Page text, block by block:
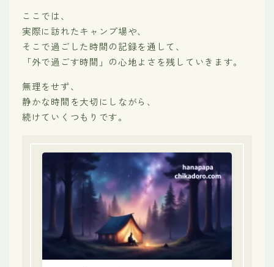
ここでは、
実際に訪れたキャンプ場や、
そこで過ごした時間の記録を通して、
「外で過ごす時間」の心地よさを残していきます。
無理をせず、
静かな時間を大切にしながら、
続けていくつもりです。